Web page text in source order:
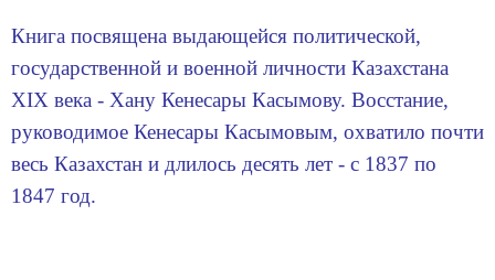
Книга посвящена выдающейся политической,
государственной и военной личности Казахстана
XIX века - Хану Кенесары Касымову. Восстание,
руководимое Кенесары Касымовым, охватило почти
весь Казахстан и длилось десять лет - с 1837 по
1847 год.